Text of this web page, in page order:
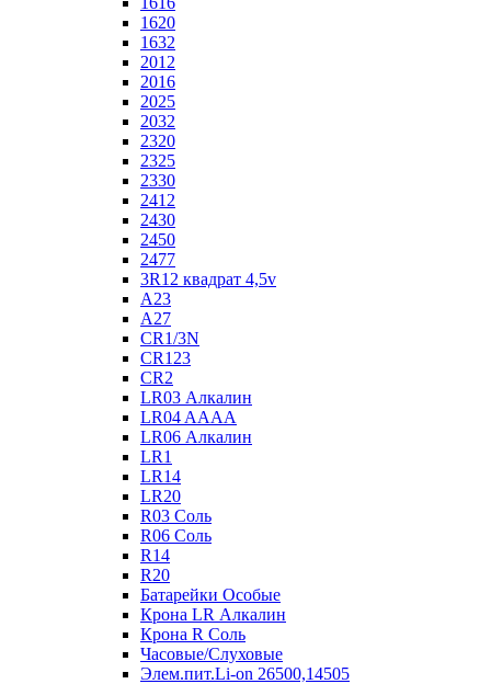
1620
1632
2012
2016
2025
2032
2320
2325
2330
2412
2430
2450
2477
3R12 квадрат 4,5v
A23
A27
CR1/3N
CR123
CR2
LR03 Алкалин
LR04 AAAA
LR06 Алкалин
LR1
LR14
LR20
R03 Соль
R06 Соль
R14
R20
Батарейки Особые
Крона LR Алкалин
Крона R Соль
Часовые/Слуховые
Элем.пит.Li-on 26500,14505